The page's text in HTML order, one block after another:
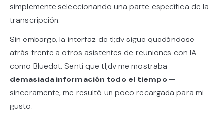
simplemente seleccionando una parte específica de la
transcripción.
Sin embargo, la interfaz de tl;dv sigue quedándose
atrás frente a otros asistentes de reuniones con IA
como Bluedot. Sentí que tl;dv me mostraba
demasiada información todo el tiempo—
sinceramente, me resultó un poco recargada para mi
gusto.